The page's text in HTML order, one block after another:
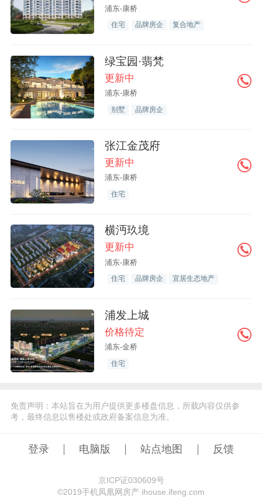
浦东-康桥
住宅 品牌房企 复合地产
绿宝园·翡梵
更新中
浦东-康桥
别墅 品牌房企
张江金茂府
更新中
浦东-康桥
住宅
横沔玖境
更新中
浦东-康桥
住宅 品牌房企 宜居生态地产
浦发上城
价格待定
浦东-金桥
住宅
免责声明：本站旨在为用户提供更多楼盘信息，所载内容仅供参
考，最终信息以售楼处或政府备案信息为准。
登录 电脑版 站点地图 反馈
京ICP证030609号
©️2019手机凤凰网房产 ihouse.ifeng.com